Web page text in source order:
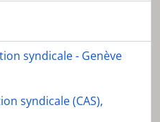
syndicale - Genève
syndicale (CAS),